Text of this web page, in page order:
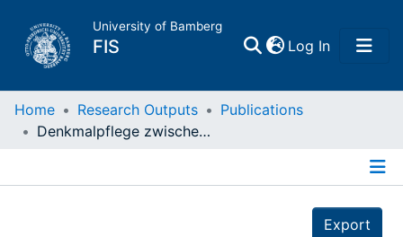
University of Bamberg
FIS Log In(current)
Home
Home Research Outputs
Publications
Denkmalpflege zwischen Konservieren und Rekonstruieren : Dokumentation der Jahrestagung 1989 in Hildesheim
Export